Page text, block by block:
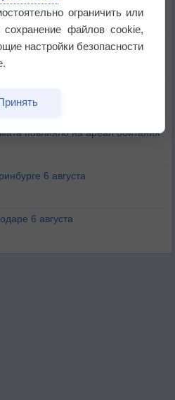
маршрут через тень
замерзать
повлияло на ареал обитания
6 августа
6 августа
ограничить или
сохранение файлов cookie,
настройки безопасности